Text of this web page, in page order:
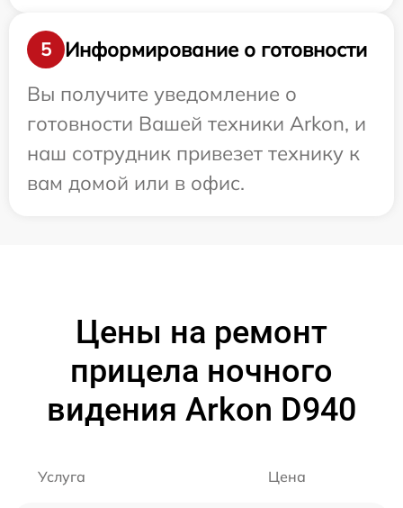
5
Информирование о готовности
Вы получите уведомление о
готовности Вашей техники Arkon, и
наш сотрудник привезет технику к
вам домой или в офис.
Цены на ремонт
прицела ночного
видения Arkon D940
Услуга Цена